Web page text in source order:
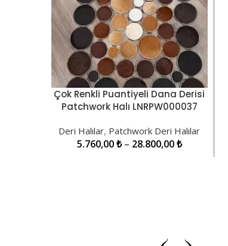
SEÇENEKLER
Çok Renkli Puantiyeli Dana Derisi
Patchwork Halı LNRPW000037
Deri Halılar, Patchwork Deri Halılar
5.760,00₺ – 28.800,00₺